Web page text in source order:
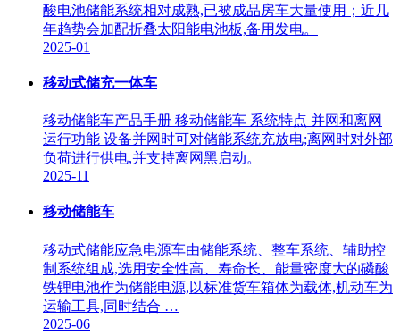
酸电池储能系统相对成熟,已被成品房车大量使用；近几
年趋势会加配折叠太阳能电池板,备用发电。
2025-01
移动式储充一体车
移动储能车产品手册 移动储能车 系统特点 并网和离网
运行功能 设备并网时可对储能系统充放电;离网时对外部
负荷进行供电,并支持离网黑启动。
2025-11
移动储能车
移动式储能应急电源车由储能系统、整车系统、辅助控
制系统组成,选用安全性高、寿命长、能量密度大的磷酸
铁锂电池作为储能电源,以标准货车箱体为载体,机动车为
运输工具,同时结合 …
2025-06